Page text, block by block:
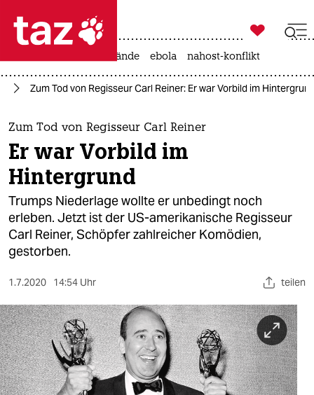
 taz zahl ich
taz zahl ich
themen
politik
öko
gesellschaft
kultur
sport
berlin
nord
wahrheit

taz zahl ich
waldbrände ebola nahost-konflikt
Zum Tod von Regisseur Carl Reiner: Er war Vorbild im
Zum Tod von Regisseur Carl Reiner
Er war Vorbild im
Hintergrund
Trumps Niederlage wollte er unbedingt noch
erleben. Jetzt ist der US-amerikanische Regisseur
Carl Reiner, Schöpfer zahlreicher Komödien,
gestorben.
1.7.2020 14:54 Uhr teilen